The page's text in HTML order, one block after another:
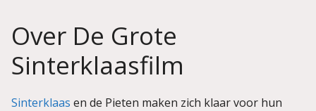
Over De Grote
Sinterklaasfilm
Sinterklaas en de Pieten maken zich klaar voor hun